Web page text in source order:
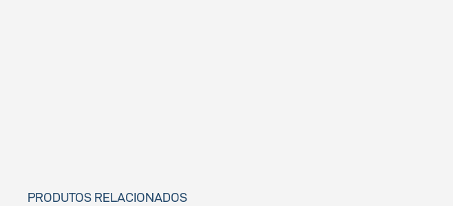
PRODUTOS RELACIONADOS